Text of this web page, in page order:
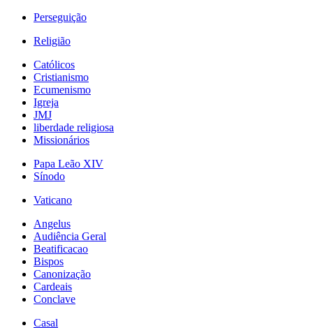
Perseguição
Religião
Católicos
Cristianismo
Ecumenismo
Igreja
JMJ
liberdade religiosa
Missionários
Papa Leão XIV
Sínodo
Vaticano
Angelus
Audiência Geral
Beatificacao
Bispos
Canonização
Cardeais
Conclave
Casal